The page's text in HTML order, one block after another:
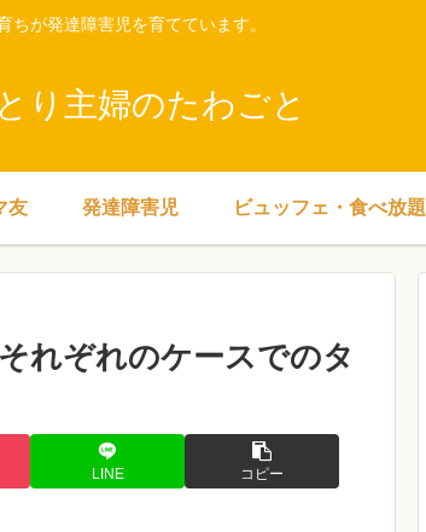
ちが発達障害児を育てています。
り主婦のたわごと
友 発達障害児 ビュッフェ・食べ放題
れぞれのケースでのタ
LINE コピー